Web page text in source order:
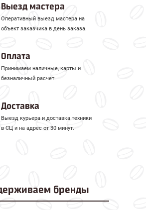
Выезд мастера
Оперативный выезд мастера на
объект заказчика в день заказа.
Оплата
Принимаем наличные, карты и
безналичный расчет.
Доставка
Выезд курьера и доставка техники
в СЦ и на адрес от 30 минут.
бренды